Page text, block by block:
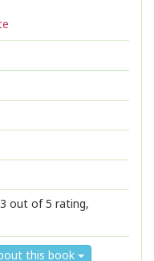
3 out of 5 rating,
this book